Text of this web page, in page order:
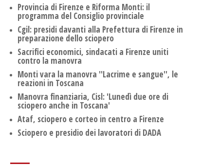
Provincia di Firenze e Riforma Monti: il
programma del Consiglio provinciale
Cgil: presidi davanti alla Prefettura di Firenze in
preparazione dello sciopero
Sacrifici economici, sindacati a Firenze uniti
contro la manovra
Monti vara la manovra ''Lacrime e sangue'', le
reazioni in Toscana
Manovra finanziaria, Cisl: 'Lunedì due ore di
sciopero anche in Toscana'
Ataf, sciopero e corteo in centro a Firenze
Sciopero e presidio dei lavoratori di DADA